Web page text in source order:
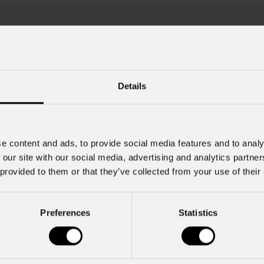
Details
content and ads, to provide social media features and to
site with our social media, advertising and analytics
to them or that they’ve collected from your use of
Preferences Statistics
2026
Zucchero a Tirana illuminato
rig PROLIGHTS
, tra i più grandi interpreti
Italia, ha portato la sua musica in
22 Luglio 2026
PROLIGHTS lancia Muse
PROLIGHTS presenta Muse
offrire il feeling autentico di una